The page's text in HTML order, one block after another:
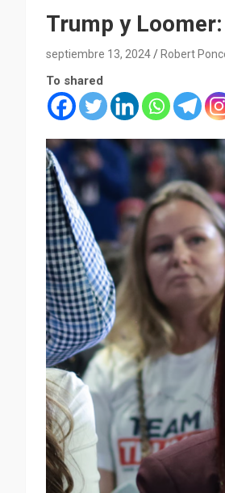
Trump y
septiembre 13, 2024 Robert
To shared